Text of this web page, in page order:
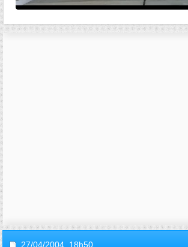
27/04/2004, 18h50